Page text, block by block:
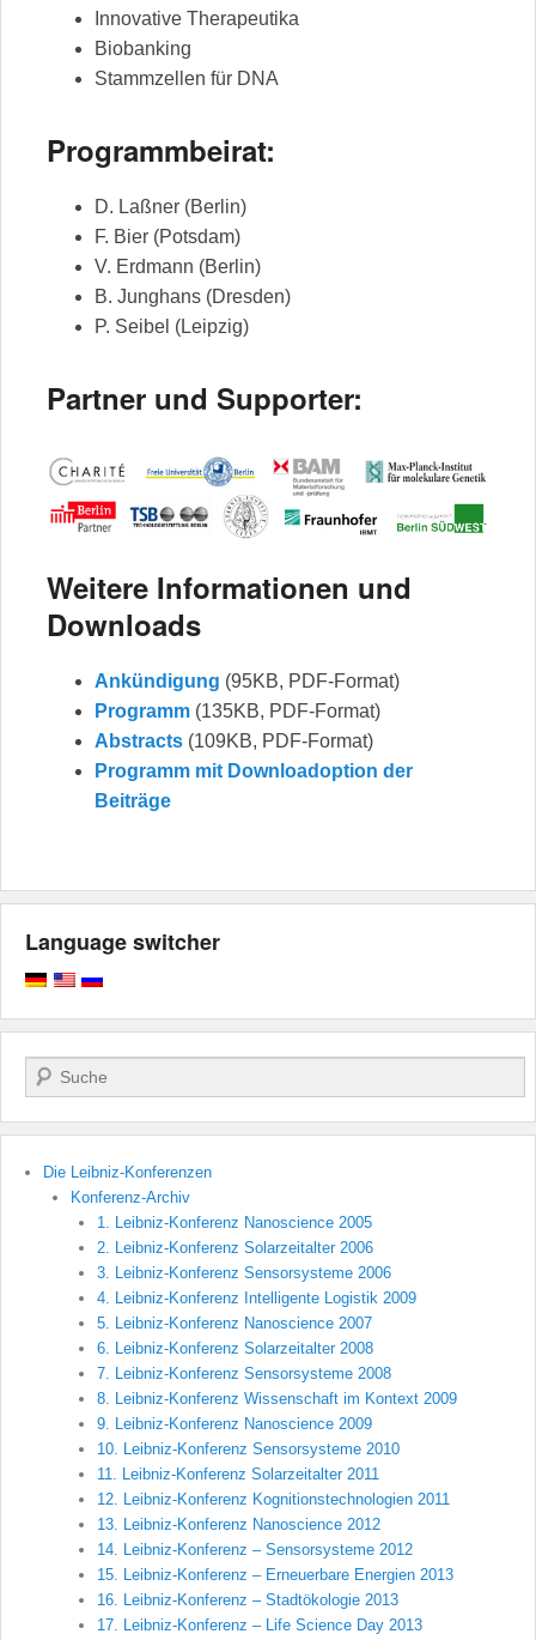
Innovative Therapeutika
Biobanking
Stammzellen für DNA
Programmbeirat:
D. Laßner (Berlin)
F. Bier (Potsdam)
V. Erdmann (Berlin)
B. Junghans (Dresden)
P. Seibel (Leipzig)
Partner und Supporter:
Weitere Informationen und
Downloads
Ankündigung (95KB, PDF-Format)
Programm (135KB, PDF-Format)
Abstracts (109KB, PDF-Format)
Programm mit Downloadoption der
Beiträge
Language switcher
Suchen
Die Leibniz-Konferenzen
Konferenz-Archiv
1. Leibniz-Konferenz Nanoscience 2005
2. Leibniz-Konferenz Solarzeitalter 2006
3. Leibniz-Konferenz Sensorsysteme 2006
4. Leibniz-Konferenz Intelligente Logistik 2009
5. Leibniz-Konferenz Nanoscience 2007
6. Leibniz-Konferenz Solarzeitalter 2008
7. Leibniz-Konferenz Sensorsysteme 2008
8. Leibniz-Konferenz Wissenschaft im Kontext 2009
9. Leibniz-Konferenz Nanoscience 2009
10. Leibniz-Konferenz Sensorsysteme 2010
11. Leibniz-Konferenz Solarzeitalter 2011
12. Leibniz-Konferenz Kognitionstechnologien 2011
13. Leibniz-Konferenz Nanoscience 2012
14. Leibniz-Konferenz – Sensorsysteme 2012
15. Leibniz-Konferenz – Erneuerbare Energien 2013
16. Leibniz-Konferenz – Stadtökologie 2013
17. Leibniz-Konferenz – Life Science Day 2013